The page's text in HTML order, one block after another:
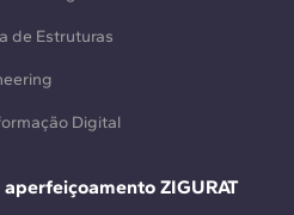
de Estruturas
Digital
ZIGURAT